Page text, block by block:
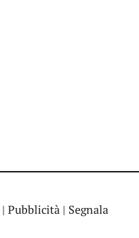
| Pubblicità | Segnala